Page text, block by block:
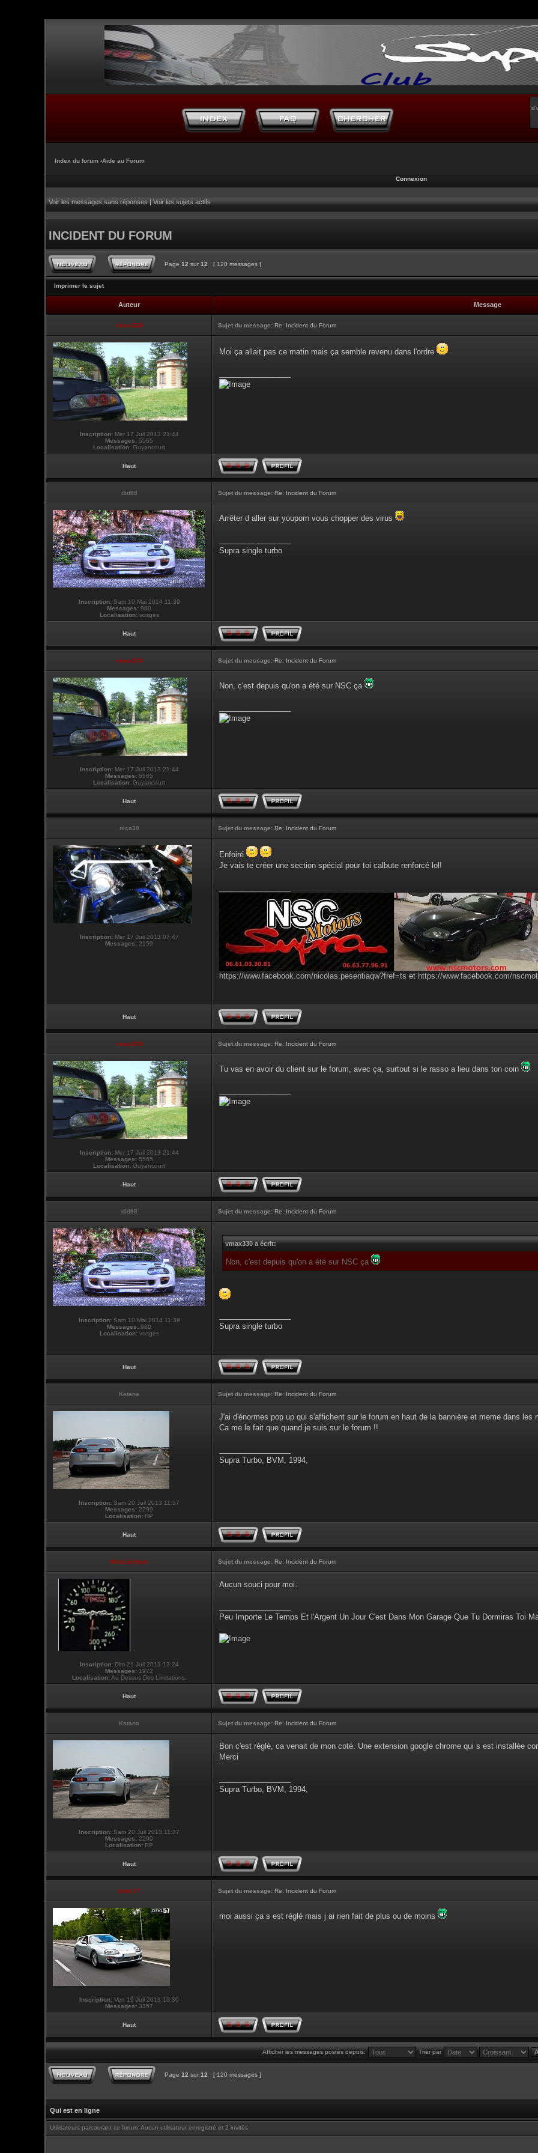
Index du forum ‹Aide au Forum
Connexion
Voir les messages sans réponses|Voir les sujets actifs
INCIDENT DU FORUM
Page 12 sur 12 [ 120 messages ]
Imprimer le sujet
Auteur Message
vmax330 Sujet du message: Re: Incident du Forum
Inscription:Mer 17 Juil 2013 21:44
Messages: 5565
Localisation: Guyancourt
Moi ça allait pas ce matin mais ça semble revenu dans l'ordre
Haut
did88 Sujet du message: Re: Incident du Forum
Inscription:Sam 10 Mai 2014 11:39
Messages: 980
Localisation:vosges
Arrêter d aller sur youporn vous chopper des virus
Supra single turbo
Haut
vmax330 Sujet du message: Re: Incident du Forum
Inscription:Mer 17 Juil 2013 21:44
Messages: 5565
Localisation: Guyancourt
Non, c'est depuis qu'on a été sur NSC ça
Haut
nico30 Sujet du message: Re: Incident du Forum
Inscription:Mer 17 Juil 2013 07:47
Messages: 2159
Enfoiré
Je vais te créer une section spécial pour toi calbute renforcé lol!
https://www.facebook.com/nicolas.pesentiaqw?fref=ts et https://www.facebook.com/
Haut
vmax330 Sujet du message: Re: Incident du Forum
Inscription:Mer 17 Juil 2013 21:44
Messages: 5565
Localisation: Guyancourt
Tu vas en avoir du client sur le forum, avec ça, surtout si le rasso a lieu dans ton coin
Haut
did88 Sujet du message: Re: Incident du Forum
Inscription:Sam 10 Mai 2014 11:39
Messages: 980
Localisation:vosges
vmax330 a écrit:
Non, c'est depuis qu'on a été sur NSC ça
Supra single turbo
Haut
Katana Sujet du message: Re: Incident du Forum
Inscription: Sam 20 Juil 2013 11:37
Messages: 2299
Localisation: RP
J'ai d'énormes pop up qui s'affichent sur le forum en haut de la bannière et meme dans
Ca me le fait que quand je suis sur le forum !!
Supra Turbo, BVM, 1994,
Haut
NikoLifeStyle Sujet du message: Re: Incident du Forum
Inscription:Dim 21 Juil 2013 13:24
Messages: 1972
Localisation:Au Dessus Des Limitations.
Aucun souci pour moi.
Peu Importe Le Temps Et l'Argent Un Jour C'est Dans Mon Garage Que Tu Dormiras Toi
Haut
Katana Sujet du message: Re: Incident du Forum
Inscription: Sam 20 Juil 2013 11:37
Messages: 2299
Localisation: RP
Bon c'est réglé, ca venait de mon coté. Une extension google chrome qui s est installée
Merci
Supra Turbo, BVM, 1994,
Haut
touti-17 Sujet du message: Re: Incident du Forum
Inscription: Ven 19 Juil 2013 10:30
Messages: 3357
moi aussi ça s est réglé mais j ai rien fait de plus ou de moins
Haut
Afficher les messages postés depuis: Trier par
Page 12 sur 12 [ 120 messages ]
Qui est en ligne
Utilisateurs parcourant ce forum: Aucun utilisateur enregistré et 2 invités